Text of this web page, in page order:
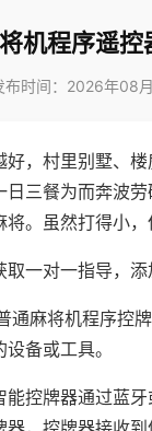
机程序遥
布时间：2026年08
，村里别墅、
三餐为而奔波
。虽然打得小，
一对一指导，
通麻将机程序控
备或工具。
控牌器通过蓝